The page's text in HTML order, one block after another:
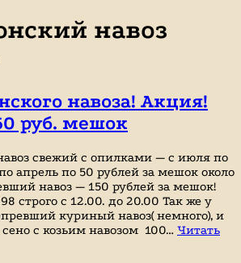
навоз
навоза! Акция!
руб. мешок
свежий с опилками — с июля по
апрель по 50 рублей за мешок около
навоз — 150 рублей за мешок!
строго с 12.00. до 20.00 Так же у
куриный навоз( немного), и
с козьим навозом 100… Читать